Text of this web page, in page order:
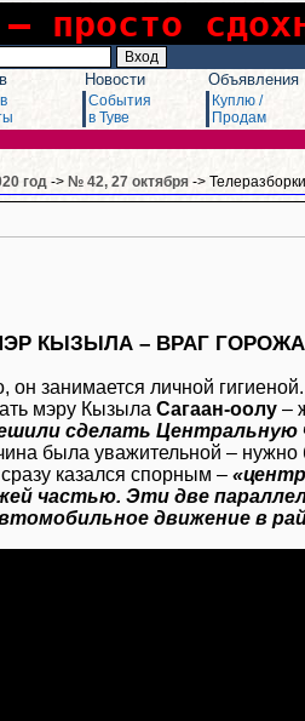
просто
Новости
События
в Туве
Объявления
Куплю /
Продам
год -> № 42, 27 октября -> Телеразборки
КЫЗЫЛА – ВРАГ
он занимается личной
мэру Кызыла Сагаан-оолу –
сделать Центральную
была уважительной – нужно
казался спорным –
частью. Эти две
движение в